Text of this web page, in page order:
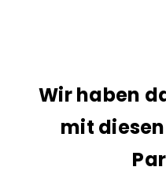
Wir haben
mit